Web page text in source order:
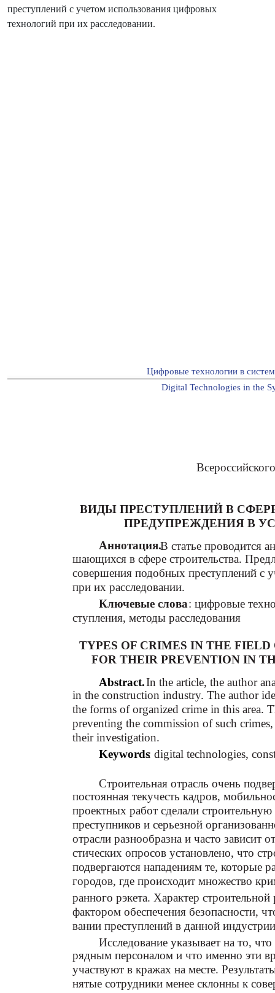
преступлений с учетом использования цифровых
технологий при их расследовании.
Цифровые технологии в
Digital Technologies in the
ВИДЫ ПРЕСТУПЛЕНИЙ В
ПРЕДУПРЕЖДЕНИЯ В
Аннотация.В статье проводится
шающихся в сфере строительства.
совершения подобных преступлений с
при их расследовании.
Ключевые слова: цифровые
ступления, методы расследования
TYPES OF CRIMES IN THE
FOR THEIR PREVENTION IN
Abstract.In the article, the author
in the construction industry. The author
the forms of organized crime in this area.
preventing the commission of such
their investigation.
Keywords: digital technologies,
Строительная отрасль очень
постоянная текучесть кадров,
проектных работ сделали
преступников и серьезной
отрасли разнообразна и часто зависит
стических опросов установлено, что
подвергаются нападениям те, которые
городов, где происходит множество
ранного рэкета. Характер
фактором обеспечения безопасности,
вании преступлений в данной
Исследование указывает на то,
рядным персоналом и что именно эти
участвуют в кражах на месте.
нятые сотрудники менее склонны к